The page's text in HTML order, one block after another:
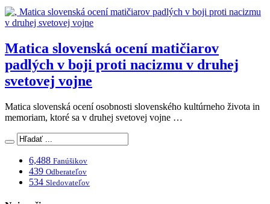
Matica slovenská ocení matičiarov
padlých v boji proti nacizmu v druhej
svetovej vojne
Matica slovenská ocení osobnosti slovenského kultúrneho života in
memoriam, ktoré sa v druhej svetovej vojne …
6,488 Fanúšikov
439 Odberateľov
534 Sledovateľov